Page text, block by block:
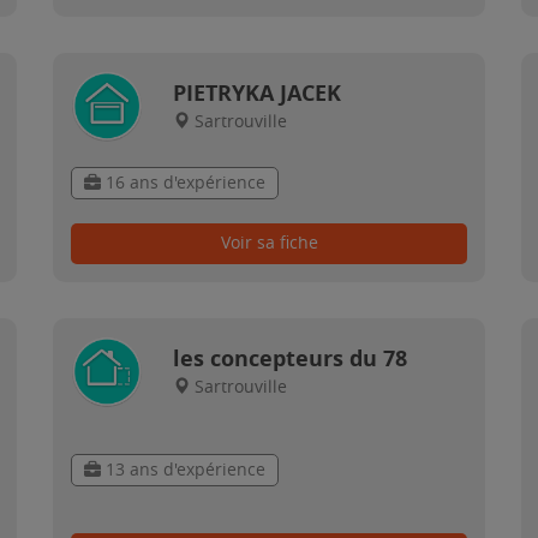
PIETRYKA JACEK
Sartrouville
16 ans d'expérience
Voir sa fiche
les concepteurs du 78
Sartrouville
13 ans d'expérience